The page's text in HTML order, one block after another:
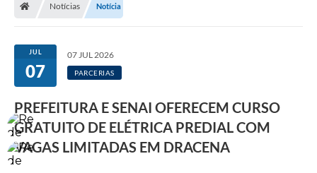
Notícias Notícia
JUL
07
07 JUL 2026
PARCERIAS
PREFEITURA E SENAI OFERECEM CURSO
GRATUITO DE ELÉTRICA PREDIAL COM
VAGAS LIMITADAS EM DRACENA